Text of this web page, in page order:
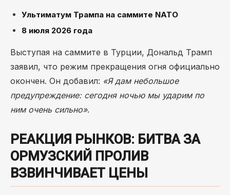
Ультиматум Трампа на саммите NATO
8 июля 2026 года
Выступая на саммите в Турции, Дональд Трамп
заявил, что режим прекращения огня официально
окончен. Он добавил: «Я дам небольшое
предупреждение: сегодня ночью мы ударим по
ним очень сильно».
РЕАКЦИЯ РЫНКОВ: БИТВА ЗА
ОРМУЗСКИЙ ПРОЛИВ
ВЗВИНЧИВАЕТ ЦЕНЫ